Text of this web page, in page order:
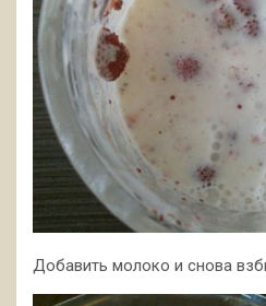
Добавить молоко и снова